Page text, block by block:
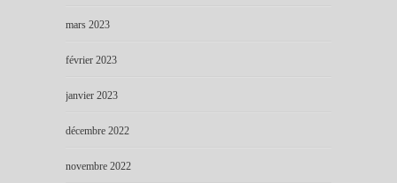
mars 2023
février 2023
janvier 2023
décembre 2022
novembre 2022